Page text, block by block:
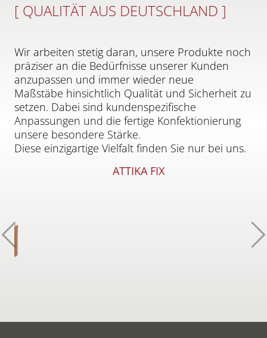
[ QUALITÄT AUS DEUTSCHLAND ]
Wir arbeiten stetig daran, unsere Produkte noch
präziser an die Bedürfnisse unserer Kunden
anzupassen und immer wieder neue
Maßstäbe hinsichtlich Qualität und Sicherheit zu
setzen. Dabei sind kundenspezifische
Anpassungen und die fertige Konfektionierung
unsere besondere Stärke.
Diese einzigartige Vielfalt finden Sie nur bei uns.
ATTIKA FIX
Zurück